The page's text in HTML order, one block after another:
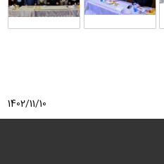
1402/11/10